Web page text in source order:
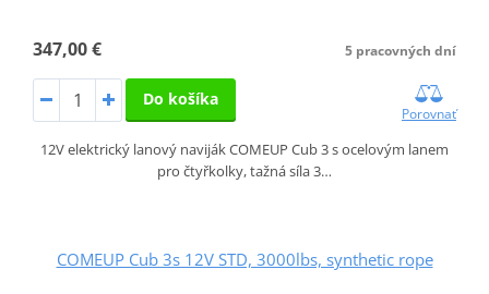
347,00 € 5 pracovných dní
Do košíka
Porovnať
12V elektrický lanový naviják COMEUP Cub 3 s ocelovým lanem
pro čtyřkolky, tažná síla 3…
COMEUP Cub 3s 12V STD, 3000lbs, synthetic rope